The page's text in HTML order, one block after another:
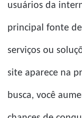
usuários da
principal fonte
serviços ou
site aparece na
busca, você